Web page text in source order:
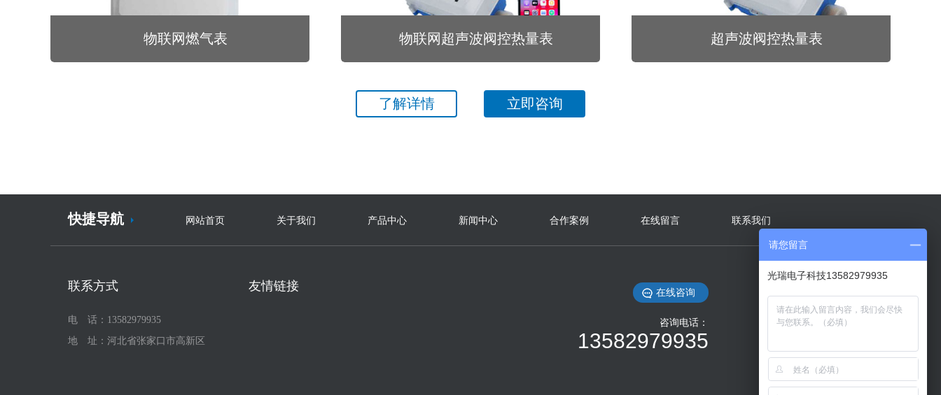
物联网燃气表 物联网超声波阀控热量表 超声波阀控热量表
了解详情 立即咨询
快捷导航 网站首页 关于我们 产品中心 新闻中心 合作案例 在线留言 联系我们
联系方式
电 话：13582979935
地 址：河北省张家口市高新区
友情链接 在线咨询
咨询电话：
13582979935
微信扫码 关注我们
请您留言
光瑞电子科技13582979935